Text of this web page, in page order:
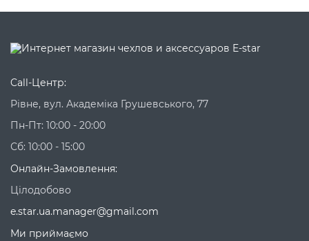
Call-Центр:
Рівне, вул. Академіка Грушевського, 77
Пн-Пт: 10:00 - 20:00
Сб: 10:00 - 15:00
Онлайн-Замовлення:
Цілодобово
e.star.ua.manager@gmail.com
Ми приймаємо